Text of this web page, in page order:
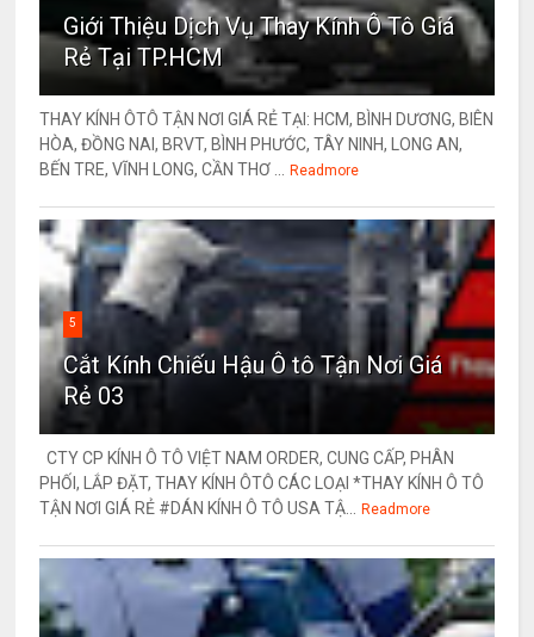
Giới Thiệu Dịch Vụ Thay Kính Ô Tô Giá
Rẻ Tại TP.HCM
THAY KÍNH ÔTÔ TẬN NƠI GIÁ RẺ TẠI: HCM, BÌNH DƯƠNG, BIÊN
HÒA, ĐỒNG NAI, BRVT, BÌNH PHƯỚC, TÂY NINH, LONG AN,
BẾN TRE, VĨNH LONG, CẦN THƠ ...
Readmore
5
Cắt Kính Chiếu Hậu Ô tô Tận Nơi Giá
Rẻ 03
CTY CP KÍNH Ô TÔ VIỆT NAM ORDER, CUNG CẤP, PHÂN
PHỐI, LẮP ĐẶT, THAY KÍNH ÔTÔ CÁC LOẠI *THAY KÍNH Ô TÔ
TẬN NƠI GIÁ RẺ #DÁN KÍNH Ô TÔ USA TẬ...
Readmore